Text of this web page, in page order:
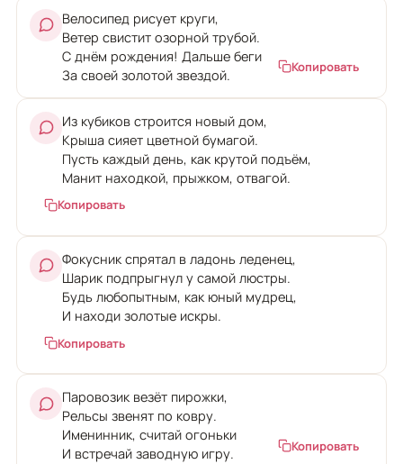
Велосипед рисует круги,
Ветер свистит озорной трубой.
С днём рождения! Дальше беги
За своей золотой звездой.
Копировать
Из кубиков строится новый дом,
Крыша сияет цветной бумагой.
Пусть каждый день, как крутой подъём,
Манит находкой, прыжком, отвагой.
Копировать
Фокусник спрятал в ладонь леденец,
Шарик подпрыгнул у самой люстры.
Будь любопытным, как юный мудрец,
И находи золотые искры.
Копировать
Паровозик везёт пирожки,
Рельсы звенят по ковру.
Именинник, считай огоньки
И встречай заводную игру.
Копировать